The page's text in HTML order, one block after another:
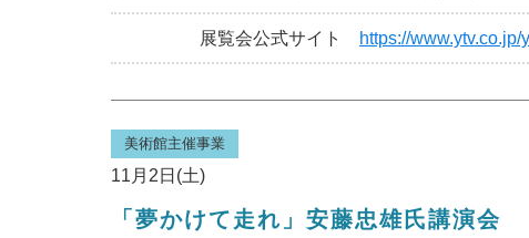
展覧会公式サイト https://www.ytv.co.jp/
美術館主催事業
11月2日(土)
「夢かけて走れ」安藤忠雄氏講演会